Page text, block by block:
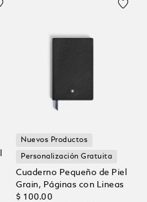
Nuevos Productos
Personalización Gratuita
Cuaderno Pequeño de Piel
Grain, Páginas con Lineas
$ 100.00